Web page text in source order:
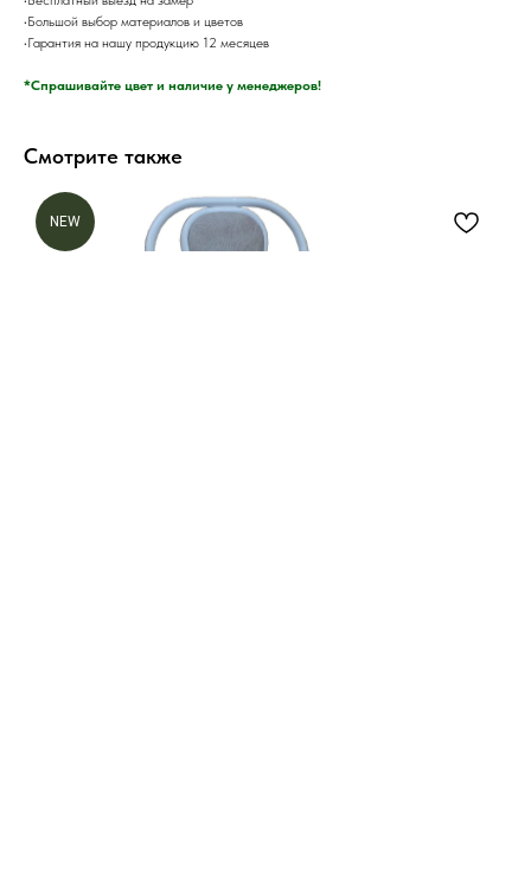
•Большой выбор материалов и цветов
•Гарантия на нашу продукцию 12 месяцев
*Спрашивайте цвет и наличие у менеджеров!
Смотрите также
NEW